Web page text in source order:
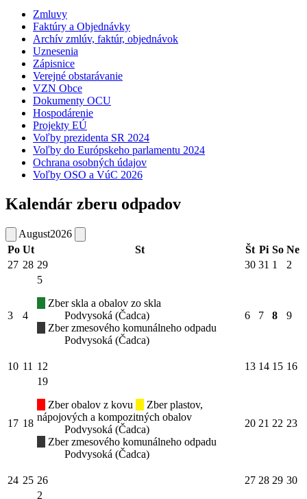
Zmluvy
Faktúry a Objednávky
Archív zmlúv, faktúr, objednávok
Uznesenia
Zápisnice
Verejné obstarávanie
VZN Obce
Dokumenty OCU
Hospodárenie
Projekty EÚ
Voľby prezidenta SR 2024
Voľby do Európskeho parlamentu 2024
Ochrana osobných údajov
Voľby OSO a VúC 2026
Kalendár zberu odpadov
August2026
Po Ut St Št Pi So Ne
27 28 29 30 31 1 2
3 4
5
Zber skla a obalov zo skla
Podvysoká (Čadca)
Zber zmesového komunálneho odpadu
Podvysoká (Čadca)
6 7 8 9
10 11 12 13 14 15 16
17 18
19
Zber obalov z kovu
Zber plastov,
nápojových a kompozitných obalov
Podvysoká (Čadca)
Zber zmesového komunálneho odpadu
Podvysoká (Čadca)
20 21 22 23
24 25 26 27 28 29 30
2